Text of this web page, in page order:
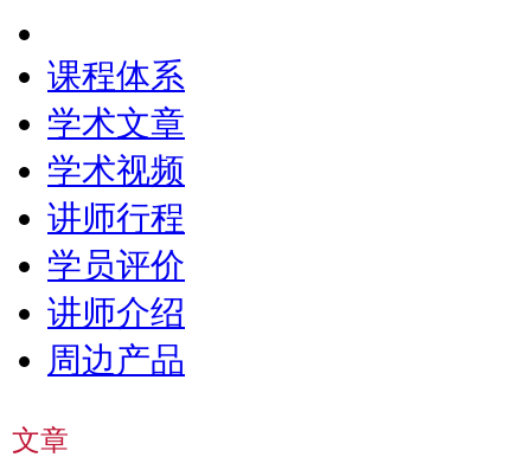
课程体系
学术文章
学术视频
讲师行程
学员评价
讲师介绍
周边产品
文章